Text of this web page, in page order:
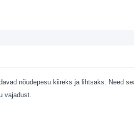
nõudepesu kiireks ja lihtsaks. Need
vajadust.